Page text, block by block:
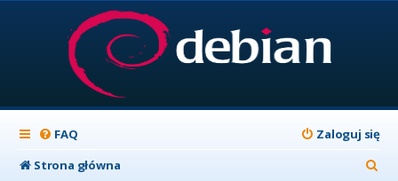
FAQ
Zaloguj się
Strona główna